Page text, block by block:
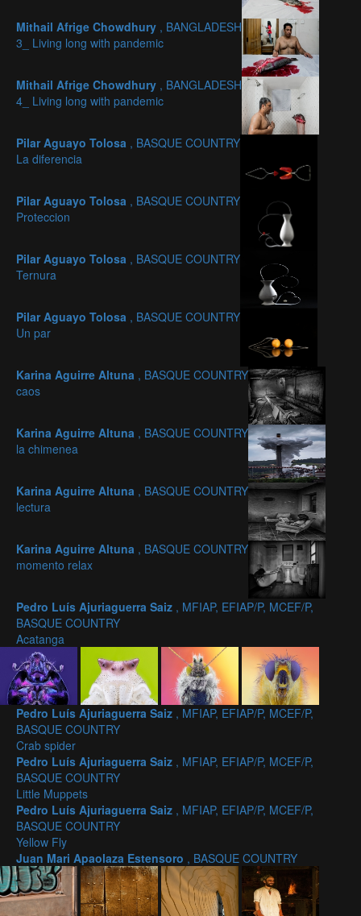
Mithail Afrige Chowdhury , BANGLADESH
3_ Living long with pandemic
Mithail Afrige Chowdhury , BANGLADESH
4_ Living long with pandemic
Pilar Aguayo Tolosa , BASQUE COUNTRY
La diferencia
Pilar Aguayo Tolosa , BASQUE COUNTRY
Proteccion
Pilar Aguayo Tolosa , BASQUE COUNTRY
Ternura
Pilar Aguayo Tolosa , BASQUE COUNTRY
Un par
Karina Aguirre Altuna , BASQUE COUNTRY
caos
Karina Aguirre Altuna , BASQUE COUNTRY
la chimenea
Karina Aguirre Altuna , BASQUE COUNTRY
lectura
Karina Aguirre Altuna , BASQUE COUNTRY
momento relax
Pedro Luís Ajuriaguerra Saiz , MFIAP, EFIAP/P, MCEF/P,
BASQUE COUNTRY
Acatanga
Pedro Luís Ajuriaguerra Saiz , MFIAP, EFIAP/P, MCEF/P,
BASQUE COUNTRY
Crab spider
Pedro Luís Ajuriaguerra Saiz , MFIAP, EFIAP/P, MCEF/P,
BASQUE COUNTRY
Little Muppets
Pedro Luís Ajuriaguerra Saiz , MFIAP, EFIAP/P, MCEF/P,
BASQUE COUNTRY
Yellow Fly
Juan Mari Apaolaza Estensoro , BASQUE COUNTRY